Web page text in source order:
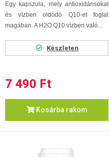
Egy kapszula, mely antioxidánsokat
és vízben oldódó Q10-et foglal
magában. A H2O Q10 vízben való...
Készleten
7 490 Ft
Kosárba rakom